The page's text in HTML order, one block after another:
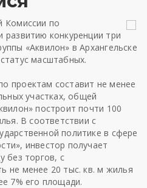
Комиссии по
развитию конкуренции три
«Аквилон» в Архангельске
масштабных.
проектам составит не менее
участках, общей
построит почти 100
В соответствии с
политике в сфере
инвестор получает
без торгов, с
не менее 20 тыс. кв. м жилья
7% его площади.